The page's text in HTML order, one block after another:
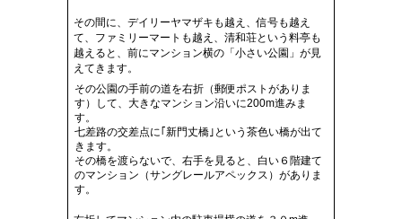
その間に、デイリーヤマザキも越え、信号も越え
て、ファミリーマートも越え、清和荘という料亭も
越えると、前にマンション横の「小さい公園」が見
えてきます。
その公園の手前の道を右折（郵便ポストがありま
す）して、大きなマンション沿いに200m進みま
す。
七差路の交差点に｢新門丈橋｣という茶色い橋が出て
きます。
その橋を渡らないで、右手を見ると、白い６階建て
のマンション（サングレールアペックス）がありま
す。